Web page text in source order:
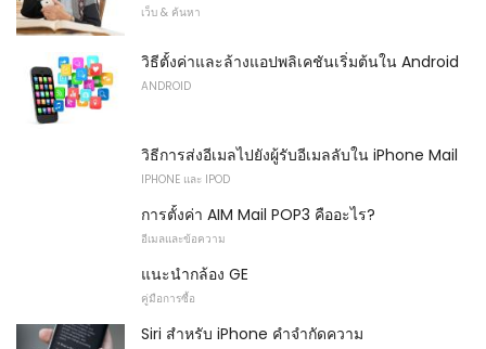
เว็บ & ค้นหา
วิธีตั้งค่าและล้างแอปพลิเคชันเริ่มต้นใน Android
ANDROID
วิธีการส่งอีเมลไปยังผู้รับอีเมลลับใน iPhone Mail
IPHONE และ IPOD
การตั้งค่า AIM Mail POP3 คืออะไร?
อีเมลและข้อความ
แนะนำกล้อง GE
คู่มือการซื้อ
Siri สำหรับ iPhone คำจำกัดความ